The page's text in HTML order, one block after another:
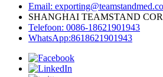
Email:
SHANGHAI TEAMSTAND
Telefoon: 0086-18621901943
WhatsApp:8618621901943